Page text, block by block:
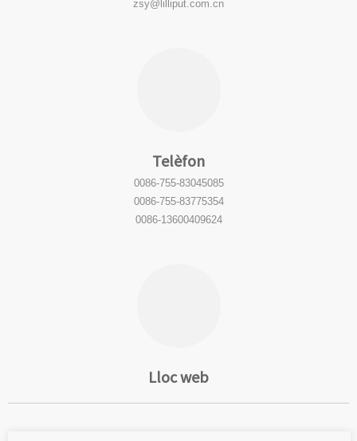
zsy@lilliput.com.cn
Telèfon
0086-755-83045085
0086-755-83775354
0086-13600409624
Lloc web